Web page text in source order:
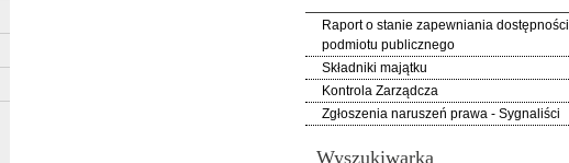
Raport o stanie zapewniania dostępności
podmiotu publicznego
Składniki majątku
Kontrola Zarządcza
Zgłoszenia naruszeń prawa - Sygnaliści
Wyszukiwarka